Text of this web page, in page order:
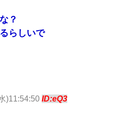
？
らしいで
)11:54:50 ID:eQ3